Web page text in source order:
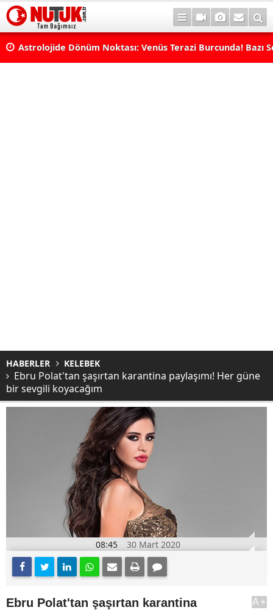
Astrolojide Dönüm Noktası: Venüs Terazi Burcunda! Bazı
HABERLER KELEBEK
Ebru Polat'tan şaşırtan karantina paylaşımı! Her güne
bir sevgili koyacağım
08:45 30 Mart 2020
Ebru Polat'tan şaşırtan karantina
A+